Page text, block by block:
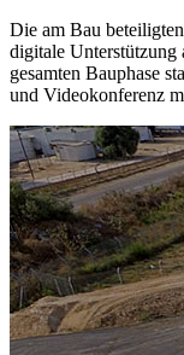
Die am Bau
digitale Unterstützung
gesamten Bauphase
und Videokonferenz